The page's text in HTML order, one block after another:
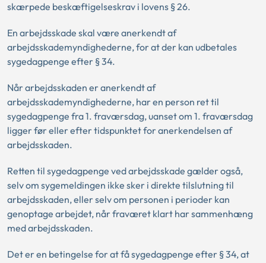
skærpede beskæftigelseskrav i lovens § 26.
En arbejdsskade skal være anerkendt af
arbejdsskademyndighederne, for at der kan udbetales
sygedagpenge efter § 34.
Når arbejdsskaden er anerkendt af
arbejdsskademyndighederne, har en person ret til
sygedagpenge fra 1. fraværsdag, uanset om 1. fraværsdag
ligger før eller efter tidspunktet for anerkendelsen af
arbejdsskaden.
Retten til sygedagpenge ved arbejdsskade gælder også,
selv om sygemeldingen ikke sker i direkte tilslutning til
arbejdsskaden, eller selv om personen i perioder kan
genoptage arbejdet, når fraværet klart har sammenhæng
med arbejdsskaden.
Det er en betingelse for at få sygedagpenge efter § 34, at